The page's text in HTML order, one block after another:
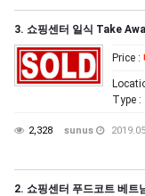
3. 쇼핑센터 일식 Take
Price :
Type :
2,328 sunus
2. 쇼핑센터 푸드코트 베트